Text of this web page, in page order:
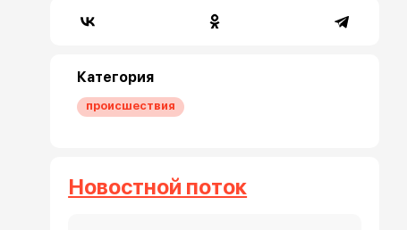
Категория
происшествия
Новостной поток